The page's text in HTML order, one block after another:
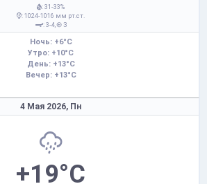
: 31-33%
: 1024-1016 мм рт.ст.
: 3-4,
З
Ночь: +6°C
Утро: +10°C
День: +13°C
Вечер: +13°C
4 Мая 2026, Пн
+19°C